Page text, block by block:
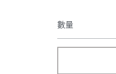
數量